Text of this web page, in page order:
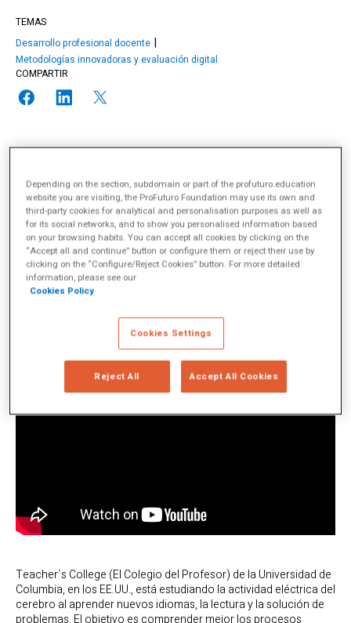
TEMAS
Desarrollo profesional docente
Metodologías innovadoras y evaluación digital
COMPARTIR
El siguiente artículo ha sido escrito originalmente para
WISE
ed.review. Para leer el artículo original en inglés, haga clicaquí.
Sigue la actualidad de WISE en @WISE_es.
¿Puede la neurociencia arrojar luz sobre la complejidad del
cerebro humano para comprender mejor el proceso de
aprendizaje? El episodio
ciencia cognitiva nos dice acerca de la educación.
Parte 1 – Universidad de Columbia: Estudio de la actividad
cerebral para explicar el aprendizaje, EE.UU.
Teacher´s College (El Colegio del Profesor) de la Universidad de
Columbia, en los EE.UU., está estudiando la actividad eléctrica del
cerebro al aprender nuevos idiomas, la lectura y la solución de
problemas. El objetivo es comprender mejor los procesos
Depending on the section, subdomain or part of the profuturo.education
website you are visiting, the ProFuturo Foundation may use its own and
third-party cookies for analytical and personalisation purposes as well as
for its social networks, and to show you personalised information based
on your browsing habits. You can accept all cookies by clicking on the
“Accept all and continue” button or configure them or reject their use by
clicking on the “Configure/Reject Cookies” button. For more detailed
information, please see our
Cookies Policy
Cookies Settings
Reject All Accept All Cookies